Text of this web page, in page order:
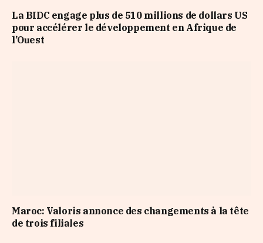
La BIDC engage plus de 510 millions de dollars US
pour accélérer le développement en Afrique de
l’Ouest
Maroc: Valoris annonce des changements à la tête
de trois filiales